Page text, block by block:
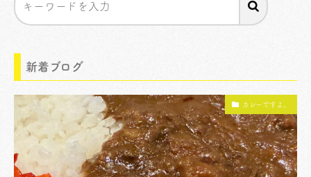
新着ブログ
カレーですよ。